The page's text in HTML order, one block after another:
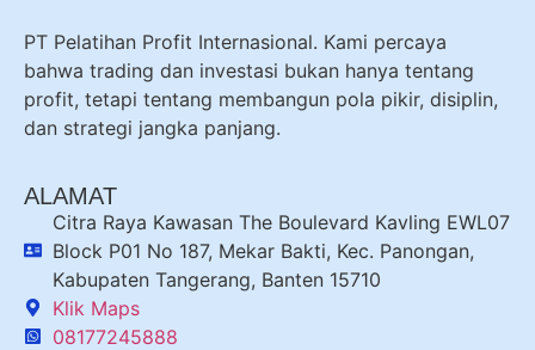
PT Pelatihan Profit Internasional. Kami percaya
bahwa trading dan investasi bukan hanya tentang
profit, tetapi tentang membangun pola pikir, disiplin,
dan strategi jangka panjang.
ALAMAT
Citra Raya Kawasan The Boulevard Kavling EWL07
Block P01 No 187, Mekar Bakti, Kec. Panongan,
Kabupaten Tangerang, Banten 15710
Klik Maps
08177245888